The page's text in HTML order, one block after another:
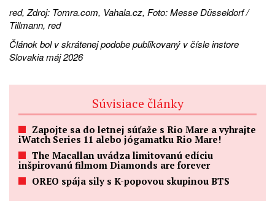
red, Zdroj: Tomra.com, Vahala.cz, Foto: Messe Düsseldorf /
Tillmann, red
Článok bol v skrátenej podobe publikovaný v čísle instore
Slovakia máj 2026
Súvisiace články
Zapojte sa do letnej súťaže s Rio Mare a vyhrajte
iWatch Series 11 alebo jógamatku Rio Mare!
The Macallan uvádza limitovanú edíciu
inšpirovanú filmom Diamonds are forever
OREO spája sily s K-popovou skupinou BTS